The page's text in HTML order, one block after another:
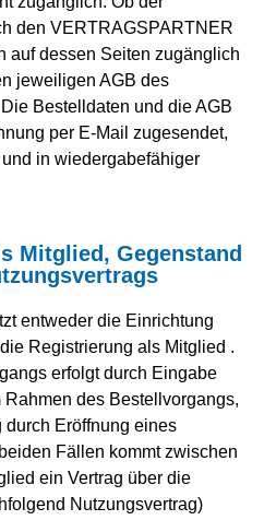
den VERTRAGSPARTNER
auf dessen Seiten zugänglich
jeweiligen AGB des
Bestelldaten und die AGB
per E-Mail zugesendet,
in wiedergabefähiger
Mitglied, Gegenstand
entweder die Einrichtung
Registrierung als Mitglied .
erfolgt durch Eingabe
des Bestellvorgangs,
Eröffnung eines
Fällen kommt zwischen
ein Vertrag über die
Nutzungsvertrag)